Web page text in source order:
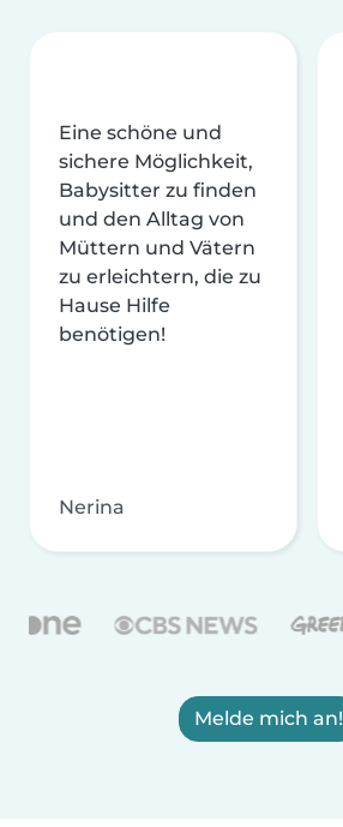
Eine schöne und
sichere Möglichkeit,
Babysitter zu finden
und den Alltag von
Müttern und Vätern
zu erleichtern, die zu
Hause Hilfe
benötigen!
Nerina
Melde mich an!